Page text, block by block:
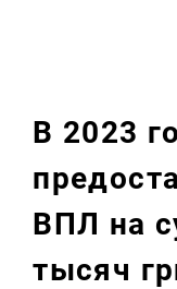
В 2023
ВПЛ на
тысяч